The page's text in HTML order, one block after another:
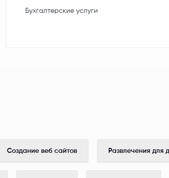
Бухгалтерские услуги
Создание веб сайтов Развлечения для